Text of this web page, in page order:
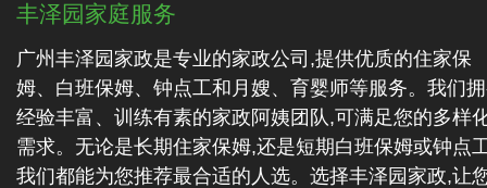
丰泽园家庭服务
广州丰泽园家政是专业的家政公司,提供优质的住家保
姆、白班保姆、钟点工和月嫂、育婴师等服务。我们
经验丰富、训练有素的家政阿姨团队,可满足您的多样
需求。无论是长期住家保姆,还是短期白班保姆或钟点
我们都能为您推荐最合适的人选。选择丰泽园家政,让